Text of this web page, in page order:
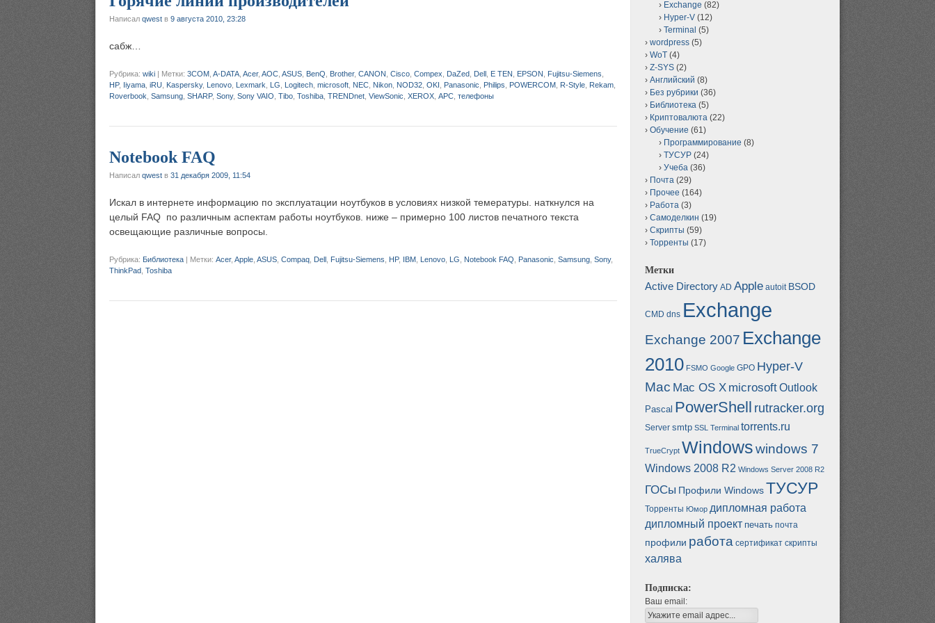
Написал qwest в 9 августа 2010, 23:28
сабж…
Рубрика: wiki | Метки: 3COM A-DATA Acer, AOC ASUS BenQ Brother, CANON Cisco Compex DaZed Dell E TEN EPSON Fujitsu-Siemens
HP, Iiyama iRU Kaspersky, Lenovo Lexmark LG Logitech microsoft NEC Nikon NOD32 OKI Panasonic Philips POWERCOM R-Style Rekam
Roverbook Samsung SHARP, Sony, Sony VAIO Tibo Toshiba TRENDnet ViewSonic XEROX АPC телефоны
Notebook FAQ
Написал qwest в 31 декабря 2009, 11:54
Искал в интернете информацию по эксплуатации ноутбуков в условиях низкой темературы. наткнулся на
целый FAQ по различным аспектам работы ноутбуков. ниже – примерно 100 листов печатного текста
освещающие различные вопросы.
Рубрика: Библиотека | Метки: Acer, Apple ASUS Compaq Dell Fujitsu-Siemens HP, IBM Lenovo LG Notebook FAQ Panasonic Samsung Sony,
ThinkPad Toshiba
Exchange (82)
Hyper-V (12)
Terminal (5)
wordpress (5)
WoT (4)
Z-SYS (2)
Английский (8)
Без рубрики (36)
Библиотека (5)
Криптовалюта (22)
Обучение (61)
Программирование (8)
ТУСУР (24)
Учеба (36)
Почта (29)
Прочее (164)
Работа (3)
Самоделкин (19)
Скрипты (59)
Торренты (17)
Метки
Active Directory AD Apple autoit BSOD
CMD dns Exchange
Exchange 2007 Exchange
2010 FSMO Google GPO Hyper-V
Mac Mac OS X microsoftOutlook
Pascal PowerShell rutracker.org
Server smtp SSL Terminal torrents.ru
TrueCrypt Windowswindows 7
Windows 2008 R2 Windows Server 2008 R2
ГОСы Профили WindowsТУСУР
Торренты Юмор дипломная работа
дипломный проект печать почта
профили работа сертификат скрипты
халява
Подписка:
Ваш email: